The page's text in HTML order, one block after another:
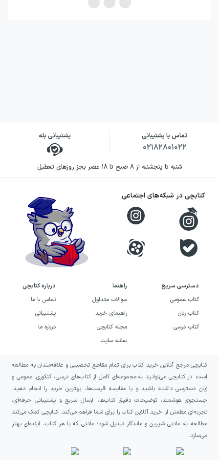
تماس با پشتیبانی
۰۲۱۸۲۸۰۱۰۲۲
پشتیبانی بله
شنبه تا پنجشنبه از ۸ صبح تا ۱۸ عصر بجز روزهای تعطیل
دسترسی سریع
کتاب عمومی
کتاب زبان
کتاب درسی
راهنما
سوالات متداول
راهنمای خرید
مجله کتابچی
نقشه سایت
درباره کتابچی
تماس با ما
پشتیبانی
درباره ما
کتابچی در شبکه‌های اجتماعی
کتابچی مرجع آنلاین خرید کتاب برای تمام مقاطع تحصیلی و علاقه‌مندان به مطالعه
است. در کتابچی می‌توانید به مجموعه‌ای کامل از کتاب‌های درسی، کنکوری، عمومی و
زبان دسترسی داشته باشید و با مقایسه قیمت‌ها، بهترین خرید را انجام دهید.
جستجوی هوشمند، توضیحات دقیق کتاب‌ها، ارسال سریع و پشتیبانی حرفه‌ای،
تجربه‌ای مطمئن از خرید آنلاین کتاب را برای شما فراهم می‌کند. کتابچی کمک می‌کند
مطالعه به عادتی شیرین و ماندگار تبدیل شود؛ عادتی که با هر کتاب، آینده‌ای بهتر
می‌سازد.